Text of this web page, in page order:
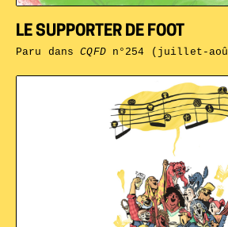
LE SUPPORTER DE FOOT
Paru dansCQFDn°254 (juillet-